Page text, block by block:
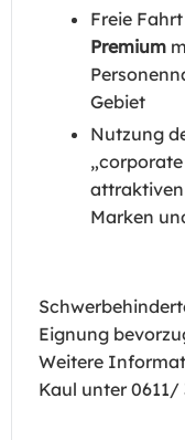
Freie
Premium
Gebiet
Nutzung
Marken
Eignung
Weitere
Kaul unter 0611/